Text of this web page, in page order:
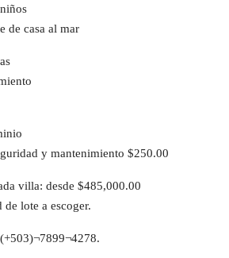
de casa al mar
y mantenimiento $250.00
villa: desde $485,000.00
lote a escoger.